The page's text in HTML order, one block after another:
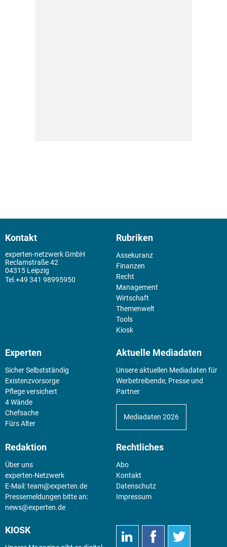
Kontakt
experten-netzwerk GmbH
Reclamstraße 42
04315 Leipzig
+49 341 98995950
Rubriken
Assekuranz
Finanzen
Recht
Management
Wirtschaft
Themenwelt
Tools
Kiosk
Experten
Sicher Selbstständig
Existenz­vorsorge
Pflege versichert
4 Wände
Chefsache
Fürs Alter
Aktuelle Mediadaten
Unsere aktuellen Mediadaten für
Werbetreibende, Presse und
Partner
Mediadaten 2026
Redaktion
Über uns
experten-Netzwerk
E-Mail:team@experten.de
Pressemeldungen bitte an:
news@experten.de
Rechtliches
Abo
Kontakt
Datenschutz
Impressum
KIOSK